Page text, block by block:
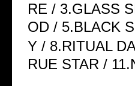
RE / 3.GLASS
OD / 5.BLACK
Y / 8.RITUAL
RUE STAR /